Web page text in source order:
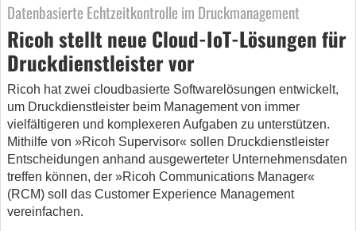
Datenbasierte Echtzeitkontrolle im Druckmanagement
Ricoh stellt neue Cloud-IoT-Lösungen für
Druckdienstleister vor
Ricoh hat zwei cloudbasierte Softwarelösungen entwickelt,
um Druckdienstleister beim Management von immer
vielfältigeren und komplexeren Aufgaben zu unterstützen.
Mithilfe von »Ricoh Supervisor« sollen Druckdienstleister
Entscheidungen anhand ausgewerteter Unternehmensdaten
treffen können, der »Ricoh Communications Manager«
(RCM) soll das Customer Experience Management
vereinfachen.